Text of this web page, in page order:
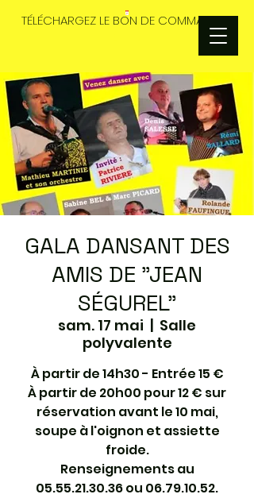
TÉLÉCHARGEZ LE BON DE COMMANDES
GALA DANSANT DES
AMIS DE "JEAN
SÉGUREL"
sam. 17 mai
  |
Salle
polyvalente
À partir de 14h30 - Entrée 15 €
À partir de 20h00 pour 12 € sur
réservation avant le 10 mai,
soupe à l'oignon et assiette
froide.
Renseignements au
05.55.21.30.36 ou 06.79.10.52.